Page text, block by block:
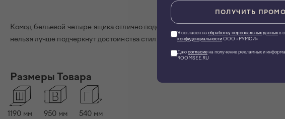
Комод бельевой четыре ящика отлично подойдет для ценителей красоты.
нельзя лучше подчеркнут достоинства стиля “Прованс”.
Размеры Товара
1190 мм 950 мм 540 мм
ПОЛУЧИТЬ
Я согласен на обработку персональных данныхв
конфиденциальностиООО «РУМСИ»
Даюсогласиена получение рекламных и
ROOMSEE.RU